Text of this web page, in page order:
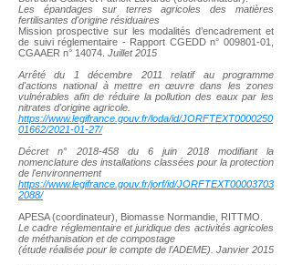
Les épandages sur terres agricoles des matières
fertilisantes d'origine résiduaires
Mission prospective sur les modalités d’encadrement et
de suivi réglementaire - Rapport CGEDD n° 009801-01
CGAAER n° 14074. Juillet 2015
Arrêté du 1 décembre 2011 relatif au programme
d'actions national à mettre en œuvre dans les zones
vulnérables afin de réduire la pollution des eaux par les
nitrates d'origine agricole.
https://www.legifrance.gouv.fr/loda/id/JORFTEXT0000250
01662/2021-01-27/
Décret n° 2018-458du 6 juin 2018 modifiant la
nomenclature des installations classées pour la protection
de l'environnement
https://www.legifrance.gouv.fr/jorf/id/JORFTEXT00003703
2088/
APESA (coordinateur), Biomasse Normandie, RITTMO.
Le cadre réglementaire et juridique des activités agricoles
de méthanisation et de compostage
(étude réalisée pour le compte de l’ADEME). Janvier 2015